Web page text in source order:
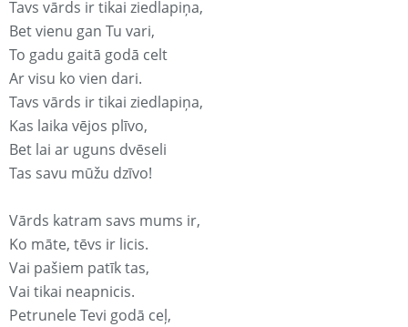
Tavs vārds ir tikai ziedlapiņa,
Bet vienu gan Tu vari,
To gadu gaitā godā celt
Ar visu ko vien dari.
Tavs vārds ir tikai ziedlapiņa,
Kas laika vējos plīvo,
Bet lai ar uguns dvēseli
Tas savu mūžu dzīvo!
Vārds katram savs mums ir,
Ko māte, tēvs ir licis.
Vai pašiem patīk tas,
Vai tikai neapnicis.
Petrunele Tevi godā ceļ,